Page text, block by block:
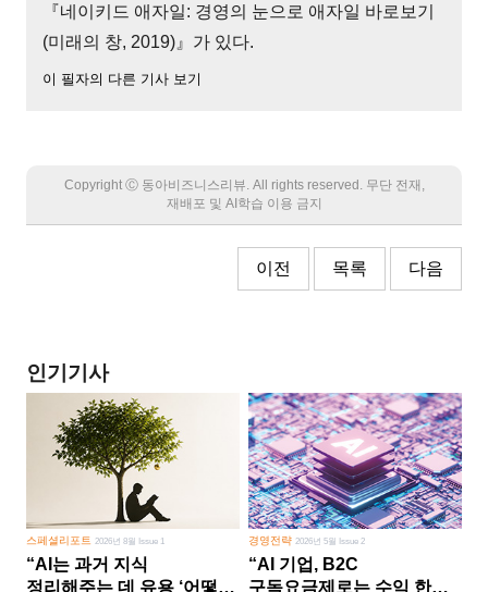
『네이키드 애자일: 경영의 눈으로 애자일 바로보기
(미래의 창, 2019)』가 있다.
이 필자의 다른 기사 보기
Copyright Ⓒ 동아비즈니스리뷰. All rights reserved. 무단 전재,
재배포 및 AI학습 이용 금지
이전 목록 다음
인기기사
스페셜리포트 2026년 8월 Issue 1
“AI는 과거 지식
정리해주는 데 유용 ‘어떻게
경영전략 2026년 5월 Issue 2
“AI 기업, B2C
구독요금제로는 수익 한계